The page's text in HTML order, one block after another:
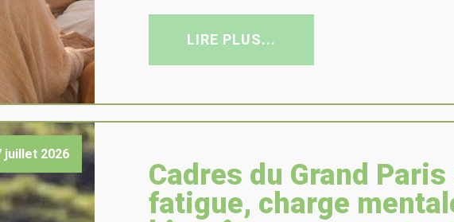
LIRE PLUS...
juillet 2026
Cadres du Grand Paris
fatigue, charge